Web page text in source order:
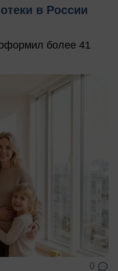
в России
более 41
0